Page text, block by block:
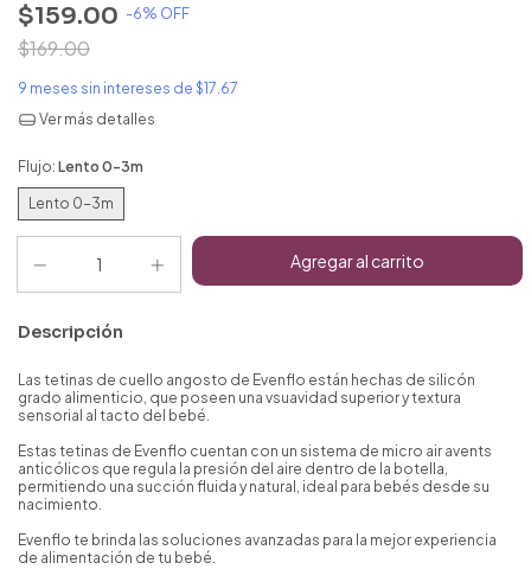
$159.00 -6% OFF
$169.00
9 meses sin intereses de $17.67
Ver más detalles
Flujo: Lento 0-3m
Lento 0-3m
Descripción
Las tetinas de cuello angosto de Evenflo están hechas de silicón
grado alimenticio, que poseen una vsuavidad superior y textura
sensorial al tacto del bebé.
Estas tetinas de Evenflo cuentan con un sistema de micro air avents
anticólicos que regula la presión del aire dentro de la botella,
permitiendo una succión fluida y natural, ideal para bebés desde su
nacimiento.
Evenflo te brinda las soluciones avanzadas para la mejor experiencia
de alimentación de tu bebé.